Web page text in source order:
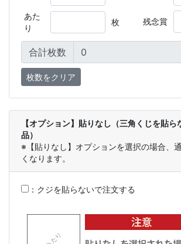
あた
り
枚 残念賞
合計枚数
【オプション】貼りなし（三角くじを貼ら
品）
※【貼りなし】オプションを選択の場合、
くなります。
： クジを貼らないで注文する